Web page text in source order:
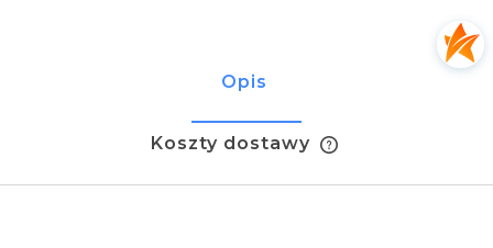
Opis
Koszty dostawy
Cena nie zawiera ewentualnych kosztów płatności